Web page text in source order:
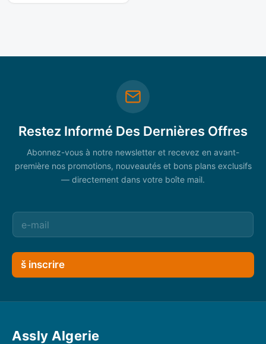
Restez Informé Des Dernières Offres
Abonnez-vous à notre newsletter et recevez en avant-
première nos promotions, nouveautés et bons plans exclusifs
— directement dans votre boîte mail.
š inscrire
Assly Algerie